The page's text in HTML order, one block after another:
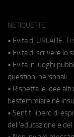
NETIQUETTE
• Evita di URLARE.
• Evita di scrivere lo
• Evita in luoghi
questioni personali.
• Rispetta le idee
bestemmiare né
• Sentiti libero di
dell'educazione e